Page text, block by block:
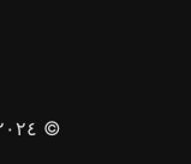
© ٢٠٢٤-٢٠٢٦، فريق كاست عربي